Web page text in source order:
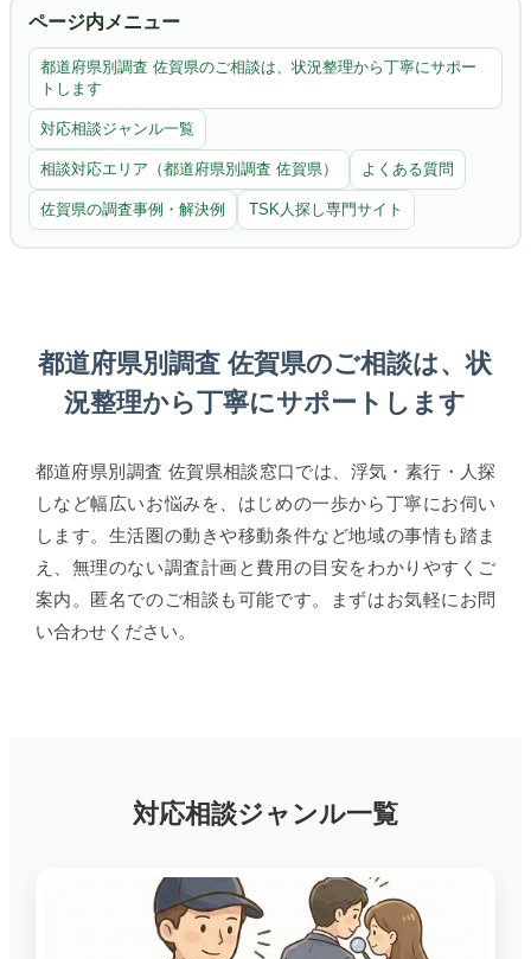
ページ内メニュー
都道府県別調査 佐賀県のご相談は、状況整理から丁寧にサポー
トします
対応相談ジャンル一覧
相談対応エリア（都道府県別調査 佐賀県） よくある質問
佐賀県の調査事例・解決例 TSK人探し専門サイト
都道府県別調査 佐賀県のご相談は、状
況整理から丁寧にサポートします
都道府県別調査 佐賀県相談窓口では、浮気・素行・人探
しなど幅広いお悩みを、はじめの一歩から丁寧にお伺い
します。生活圏の動きや移動条件など地域の事情も踏ま
え、無理のない調査計画と費用の目安をわかりやすくご
案内。匿名でのご相談も可能です。まずはお気軽にお問
い合わせください。
対応相談ジャンル一覧